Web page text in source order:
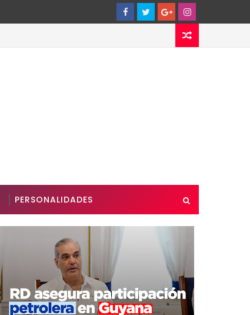
PERSONALIDADES